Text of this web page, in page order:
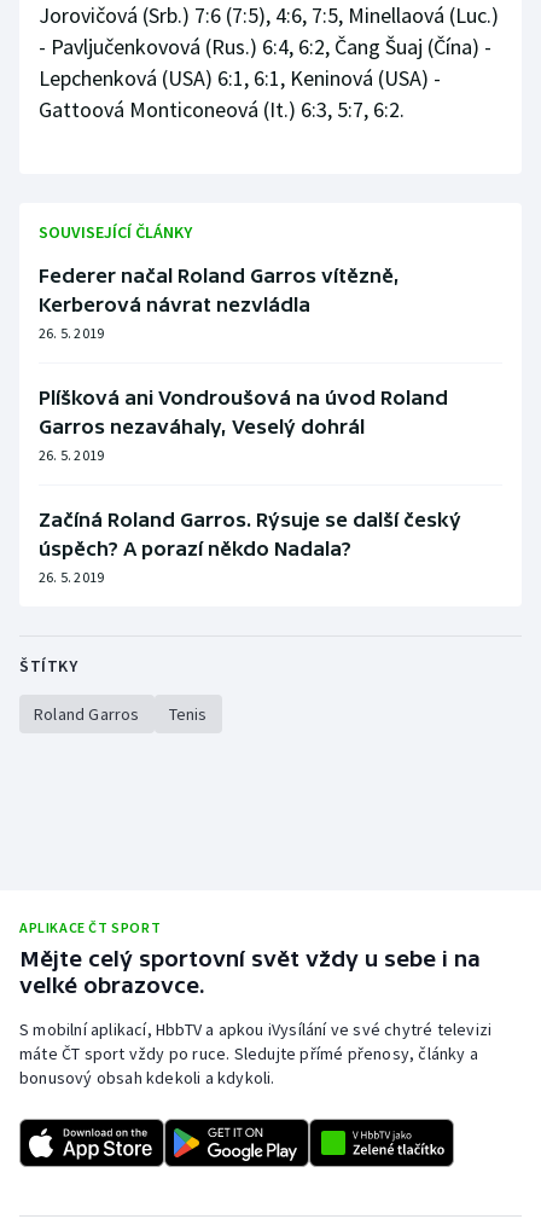
Jorovičová (Srb.) 7:6 (7:5), 4:6, 7:5, Minellaová (Luc.)
- Pavljučenkovová (Rus.) 6:4, 6:2, Čang Šuaj (Čína) -
Lepchenková (USA) 6:1, 6:1, Keninová (USA) -
Gattoová Monticoneová (It.) 6:3, 5:7, 6:2.
SOUVISEJÍCÍ ČLÁNKY
Federer načal Roland Garros vítězně,
Kerberová návrat nezvládla
26. 5. 2019
Plíšková ani Vondroušová na úvod Roland
Garros nezaváhaly, Veselý dohrál
26. 5. 2019
Začíná Roland Garros. Rýsuje se další český
úspěch? A porazí někdo Nadala?
26. 5. 2019
ŠTÍTKY
Roland Garros Tenis
APLIKACE ČT SPORT
Mějte celý sportovní svět vždy u sebe i na
velké obrazovce.
S mobilní aplikací, HbbTV a apkou iVysílání ve své chytré televizi
máte ČT sport vždy po ruce. Sledujte přímé přenosy, články a
bonusový obsah kdekoli a kdykoli.